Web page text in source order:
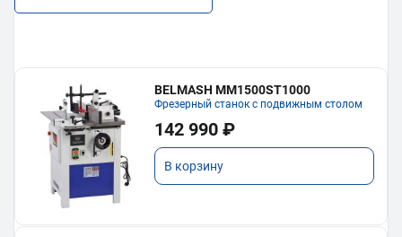
BELMASH MM1500ST1000
Фрезерный станок с подвижным столом
142 990 ₽
В корзину